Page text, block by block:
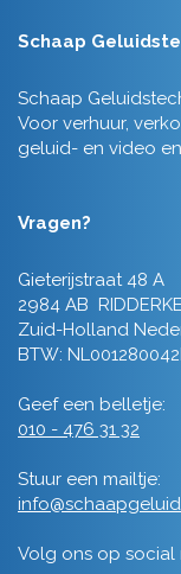
Schaap
Schaap
Voor verhuur,
geluid- en video
Vragen?
Gieterijstraat 48 A
2984 AB
Zuid-Holland
BTW:
Geef een belletje:
010 - 476 31 32
Stuur een mailtje:
Volg ons op social